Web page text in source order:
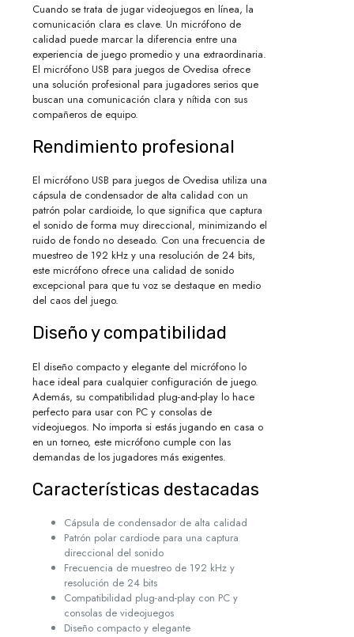
Cuando se trata de jugar videojuegos en línea, la
comunicación clara es clave. Un micrófono de
calidad puede marcar la diferencia entre una
experiencia de juego promedio y una extraordinaria.
El micrófono USB para juegos de Ovedisa ofrece
una solución profesional para jugadores serios que
buscan una comunicación clara y nítida con sus
compañeros de equipo.
Rendimiento profesional
El micrófono USB para juegos de Ovedisa utiliza una
cápsula de condensador de alta calidad con un
patrón polar cardioide, lo que significa que captura
el sonido de forma muy direccional, minimizando el
ruido de fondo no deseado. Con una frecuencia de
muestreo de 192 kHz y una resolución de 24 bits,
este micrófono ofrece una calidad de sonido
excepcional para que tu voz se destaque en medio
del caos del juego.
Diseño y compatibilidad
El diseño compacto y elegante del micrófono lo
hace ideal para cualquier configuración de juego.
Además, su compatibilidad plug-and-play lo hace
perfecto para usar con PC y consolas de
videojuegos. No importa si estás jugando en casa o
en un torneo, este micrófono cumple con las
demandas de los jugadores más exigentes.
Características destacadas
Cápsula de condensador de alta calidad
Patrón polar cardiode para una captura
direccional del sonido
Frecuencia de muestreo de 192 kHz y
resolución de 24 bits
Compatibilidad plug-and-play con PC y
consolas de videojuegos
Diseño compacto y elegante